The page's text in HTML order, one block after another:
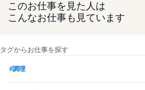
◆クルーだけの割引制度あり
…本・CDも割引で購入できる特典等
・マスクの従業員配布
このお仕事を見た人は
こんなお仕事も見ています
タグからお仕事を探す
#調理